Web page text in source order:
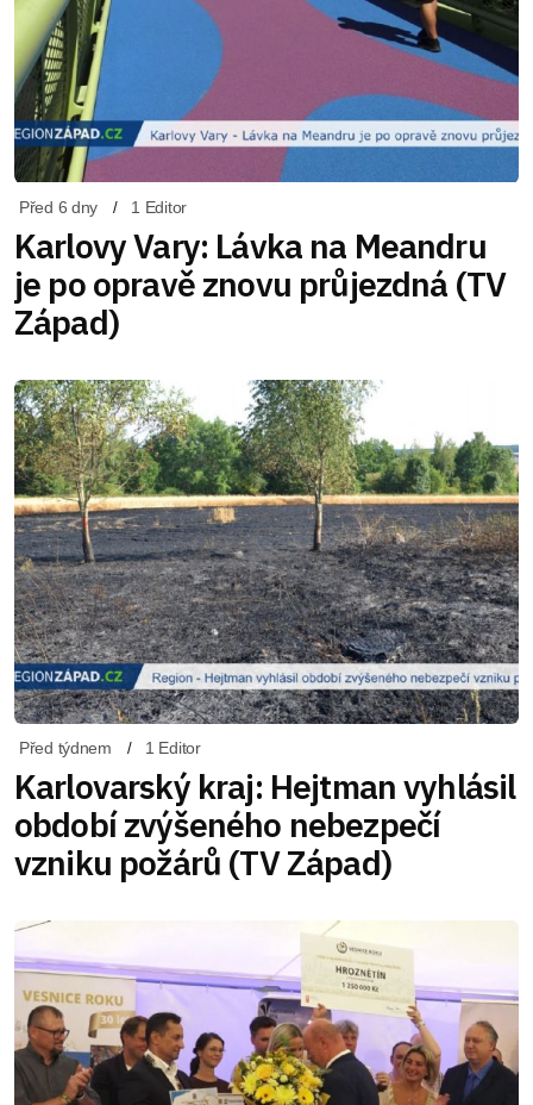
Před 6 dny 1 Editor
Karlovy Vary: Lávka na Meandru
je po opravě znovu průjezdná (TV
Západ)
Před týdnem 1 Editor
Karlovarský kraj: Hejtman vyhlásil
období zvýšeného nebezpečí
vzniku požárů (TV Západ)